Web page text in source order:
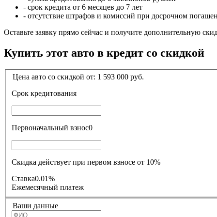
- срок кредита от 6 месяцев до 7 лет
- отсутствие штрафов и комиссий при досрочном
Оставьте заявку прямо сейчас и получите дополнительную
Купить этот авто в кредит со скидкой
Цена авто со скидкой от: 1 593 000 руб.
Срок кредитования
Первоначальный взнос0
Скидка действует при первом взносе от 10%
Ставка0.01%
Ежемесячный платеж
Ваши данные